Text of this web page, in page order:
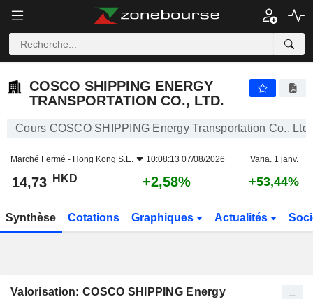
COSCO SHIPPING ENERGY
TRANSPORTATION CO., LTD.
Cours COSCO SHIPPING Energy Transportation Co., Ltd.
Marché Fermé - Hong Kong S.E. 10:08:13 07/08/2026 Varia. 1 janv.
14,73 HKD +2,58% +53,44%
Synthèse Cotations Graphiques Actualités
Valorisation: COSCO SHIPPING Energy